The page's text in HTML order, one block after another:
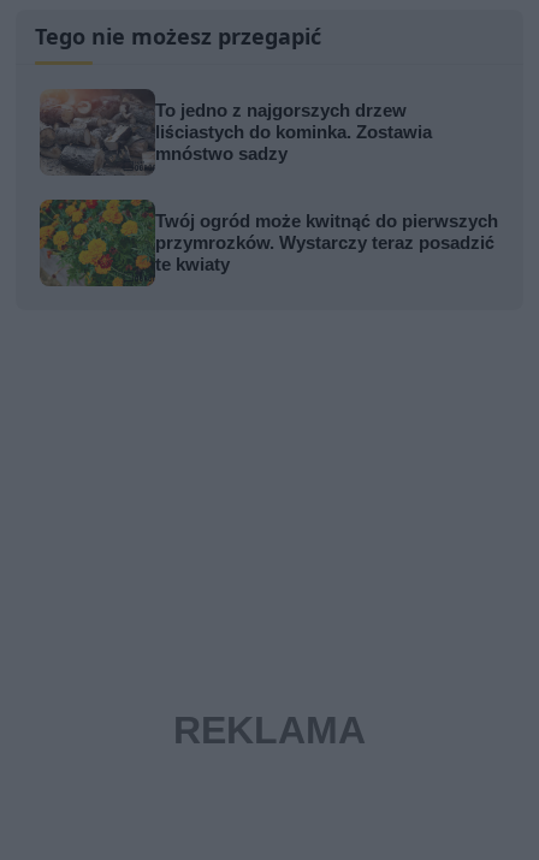
Tego nie możesz przegapić
To jedno z najgorszych drzew
liściastych do kominka. Zostawia
mnóstwo sadzy
Twój ogród może kwitnąć do pierwszych
przymrozków. Wystarczy teraz posadzić
te kwiaty